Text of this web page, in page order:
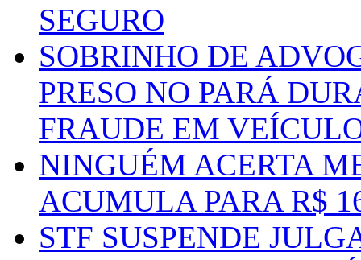
SEGURO
SOBRINHO DE
PRESO NO PARÁ
FRAUDE EM
NINGUÉM ACERTA
ACUMULA PARA R$
STF SUSPENDE